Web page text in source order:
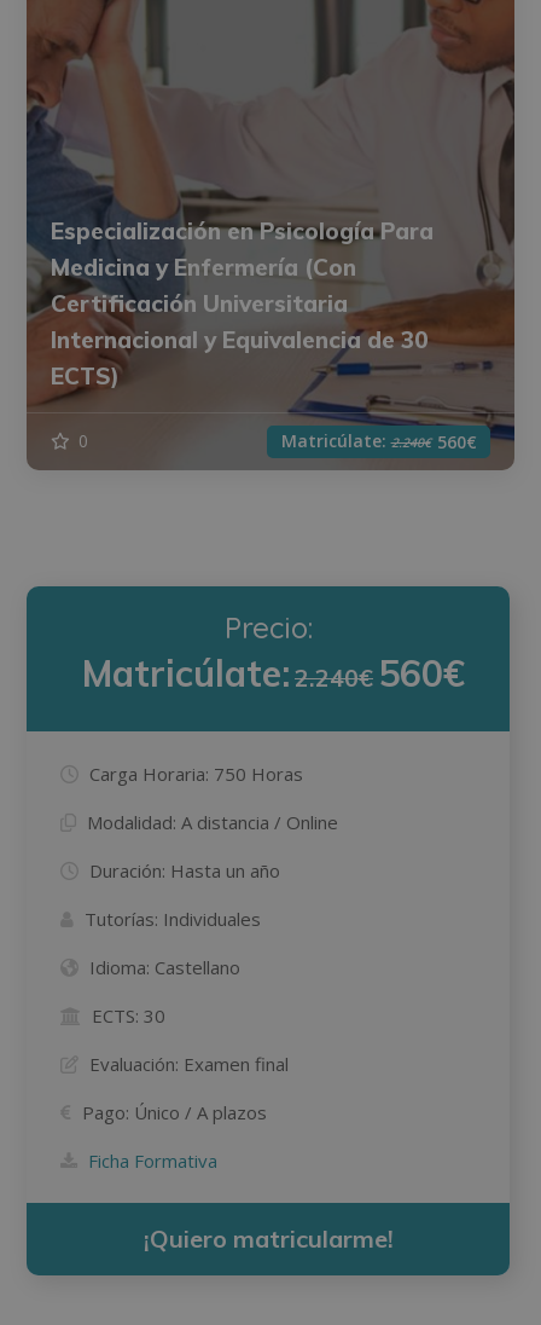
Especialización en Psicología Para
Medicina y Enfermería (Con
Certificación Universitaria
Internacional y Equivalencia de 30
ECTS)
0 Matricúlate:2.240€ 560€
Precio:
Matricúlate:2.240€ 560€
Carga Horaria: 750 Horas
Modalidad: A distancia / Online
Duración: Hasta un año
Tutorías: Individuales
Idioma: Castellano
ECTS: 30
Evaluación: Examen final
Pago: Único / A plazos
Ficha Formativa
¡Quiero matricularme!